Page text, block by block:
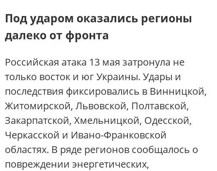
Под ударом оказались регионы
далеко от фронта
Российская атака 13 мая затронула не
только восток и юг Украины. Удары и
последствия фиксировались в Винницкой,
Житомирской, Львовской, Полтавской,
Закарпатской, Хмельницкой, Одесской,
Черкасской и Ивано-Франковской
областях. В ряде регионов сообщалось о
повреждении энергетических,